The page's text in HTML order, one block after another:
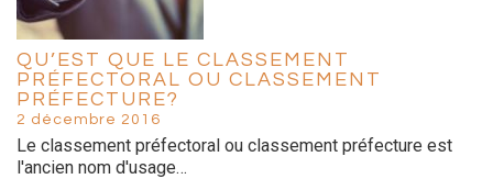
QU’EST QUE LE CLASSEMENT
PRÉFECTORAL OU CLASSEMENT
PRÉFECTURE?
2 décembre 2016
Le classement préfectoral ou classement préfecture est
l'ancien nom d'usage…